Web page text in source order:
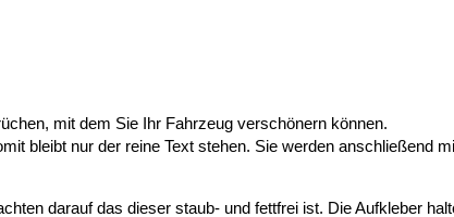
mit dem Sie Ihr Fahrzeug verschönern können.
bleibt nur der reine Text stehen. Sie werden anschließend
darauf das dieser staub- und fettfrei ist. Die Aufkleber